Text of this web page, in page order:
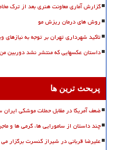
گزارش آماری معاونت هنری بعد از ترک مخاصمه فعالیت ۸۵گالری
روش های درمان ریزش مو
تاکید شهرداری تهران بر توجه به نیازهای
داستان عکسهایی که منتشر نشد دوربین
پربحث ترین ها
ضعف آمریکا در مقابل حملات موشکی
چند داستان از سامورایی ها، گرمی ها و
علیرضا قربانی در شیراز کنسرت برگزار می